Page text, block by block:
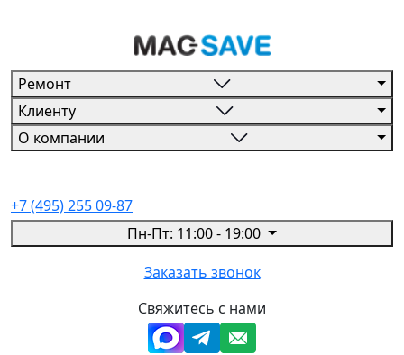
Ремонт
Клиенту
О компании
+7 (495) 255 09-87
Пн-Пт: 11:00 - 19:00
Заказать звонок
Свяжитесь с нами